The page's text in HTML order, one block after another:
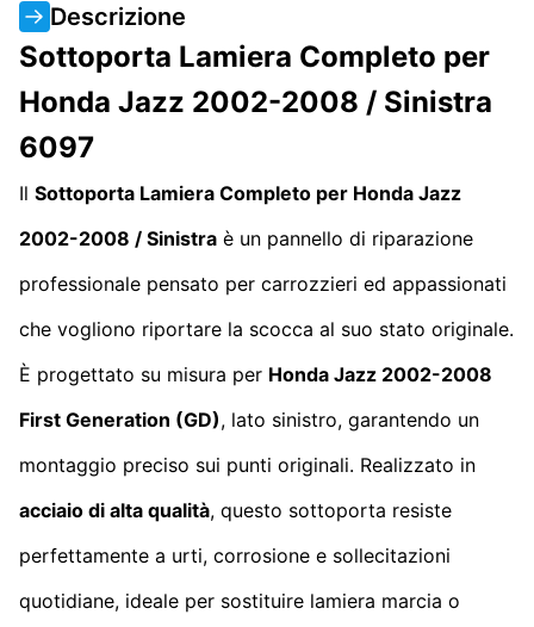
Descrizione
Sottoporta Lamiera Completo per
Honda Jazz 2002-2008 / Sinistra
6097
Il Sottoporta Lamiera Completo per Honda Jazz
2002-2008 / Sinistra è un pannello di riparazione
professionale pensato per carrozzieri ed appassionati
che vogliono riportare la scocca al suo stato originale.
È progettato su misura per Honda Jazz 2002-2008
First Generation (GD), lato sinistro, garantendo un
montaggio preciso sui punti originali. Realizzato in
acciaio di alta qualità, questo sottoporta resiste
perfettamente a urti, corrosione e sollecitazioni
quotidiane, ideale per sostituire lamiera marcia o